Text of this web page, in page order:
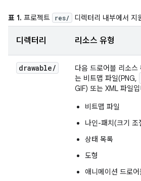
표 1. 프로젝트 res/ 디렉터리 내부에서 지
디렉터리 리소스 유형
drawable/
다음 드로어블 리소스
는 비트맵 파일(PNG,
GIF) 또는 XML 파일
비트맵 파일
나인-패치(크기 조
상태 목록
도형
애니메이션 드로어